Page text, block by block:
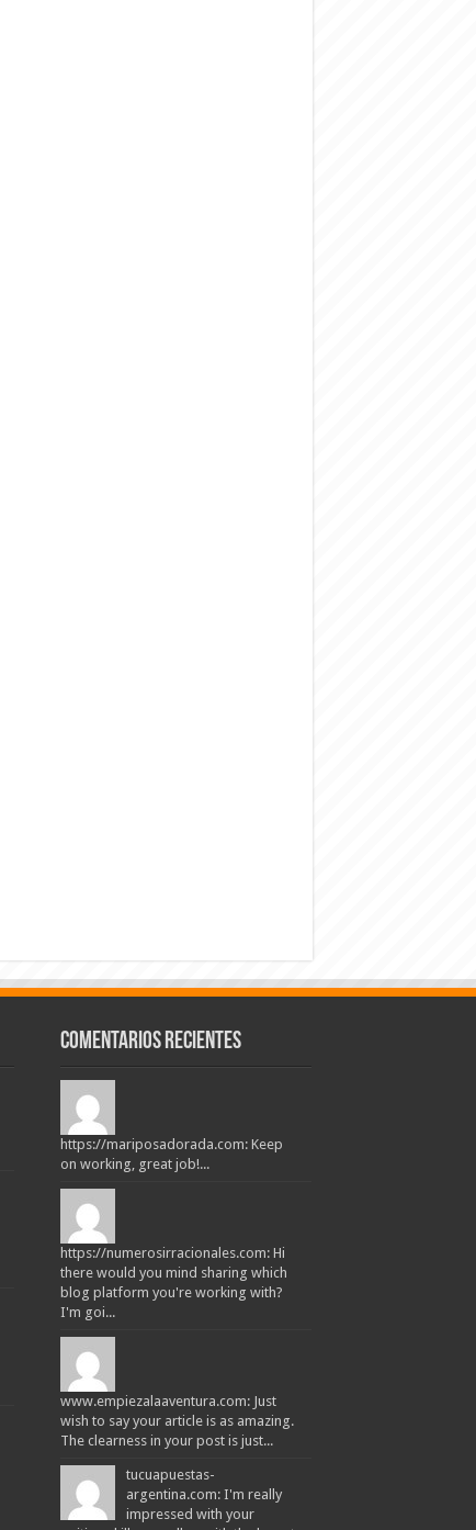
Comentarios recientes
https://mariposadorada.com: Keep
on working, great job!...
https://numerosirracionales.com: Hi
there would you mind sharing which
blog platform you're working with?
I'm goi...
www.empiezalaaventura.com: Just
wish to say your article is as amazing.
The clearness in your post is just...
tucuapuestas-
argentina.com: I'm really
impressed with your